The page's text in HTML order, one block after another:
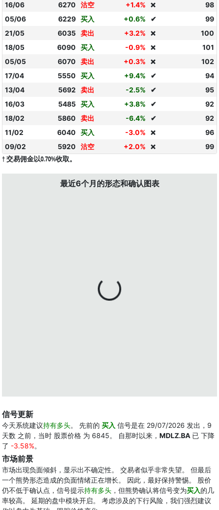
16/06
6270 沽空 +1.4% ❌
98
05/06
6229 买入 +0.6% ✔
99
21/05
6035 卖出 +3.2% ❌
100
18/05
6090 买入 -0.9% ❌
101
05/05
6070 卖出 +0.3% ❌
102
17/04
5550 买入 +9.4% ✔
94
13/04
5692 卖出 -2.5% ✔
95
16/03
5485 买入 +3.8% ✔
92
18/02
5860 卖出 -6.4% ✔
92
11/02
6040 买入 -3.0% ❌
96
09/02
5920 沽空 +2.0% ❌ 99
† 交易佣金以0.70%收取。
最近6个月的形态和确认图表
信号更新
今天系统建议持有多头。 先前的 买入 信号是在 29/07/2026 发出，9
天数 之前，当时 股票价格 为 6845。 自那时以来， MDLZ.BA 已 下降
了 -3.58%。
市场前景
市场出现负面倾斜，显示出不确定性。 交易者似乎非常失望。 但最后
一个熊势形态造成的负面情绪正在增长。 因此，最好保持警惕。 股价
仍不低于确认点，信号提示持有多头 ，但熊势确认将信号变为买入的几
率较高。 延期的盘中模块开启。 考虑涉及的下行风险，我们强烈建议